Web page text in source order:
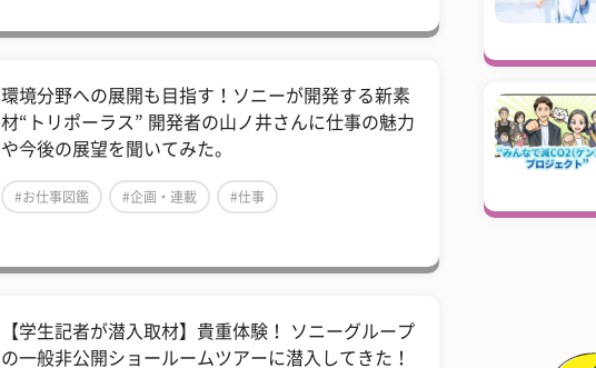
環境分野への展開も目指す！ソニーが開発する新素
材“トリポーラス” 開発者の山ノ井さんに仕事の魅力
や今後の展望を聞いてみた。
#お仕事図鑑 #企画・連載 #仕事
【学生記者が潜入取材】貴重体験！ ソニーグループ
の一般非公開ショールームツアーに潜入してきた！